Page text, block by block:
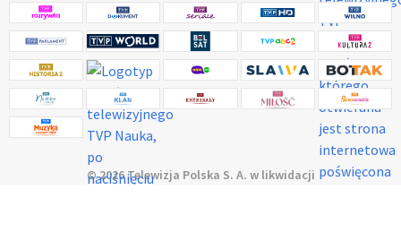
© 2026 Telewizja Polska S. A. w likwidacji